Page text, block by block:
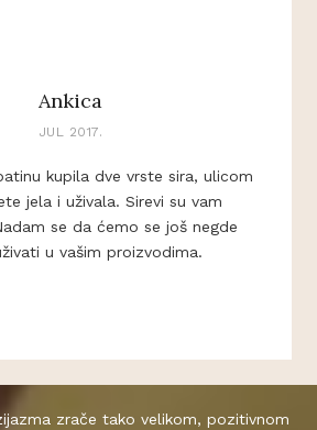
Ankica
JUL 2017.
kupila dve vrste sira, ulicom
jela i uživala. Sirevi su vam
se da ćemo se još negde
u vašim proizvodima.
zrače tako velikom, pozitivnom